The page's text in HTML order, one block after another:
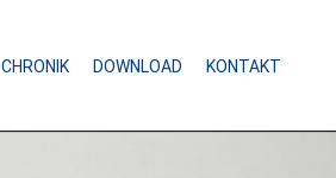
CHRONIK DOWNLOAD KONTAKT